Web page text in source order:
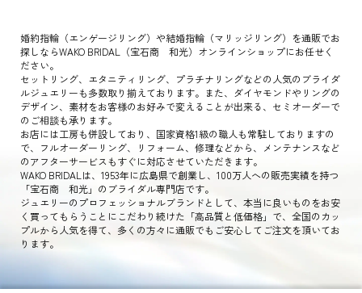
婚約指輪（エンゲージリング）や結婚指輪（マリッジリング）を通販でお
探しならWAKO BRIDAL（宝石商 和光）オンラインショップにお任せく
ださい。
セットリング、エタニティリング、プラチナリングなどの人気のブライダ
ルジュエリーも多数取り揃えております。また、ダイヤモンドやリングの
デザイン、素材をお客様のお好みで変えることが出来る、セミオーダーで
のご相談も承ります。
お店には工房も併設しており、国家資格1級の職人も常駐しておりますの
で、フルオーダーリング、リフォーム、修理などから、メンテナンスなど
のアフターサービスもすぐに対応させていただきます。
WAKO BRIDALは、1953年に広島県で創業し、100万人への販売実績を持つ
「宝石商 和光」のブライダル専門店です。
ジュエリーのプロフェッショナルブランドとして、本当に良いものをお安
く買ってもらうことにこだわり続けた「高品質と低価格」で、全国のカッ
プルから人気を得て、多くの方々に通販でもご安心してご注文を頂いてお
ります。